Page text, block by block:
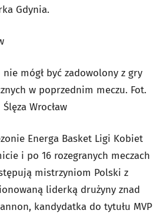
Gdynia.
mógł być zadowolony z gry
w poprzednim meczu. Fot.
Ślęza Wrocław
Energa Basket Ligi Kobiet
i po 16 rozegranych meczach
mistrzyniom Polski z
liderką drużyny znad
kandydatka do tytułu MVP